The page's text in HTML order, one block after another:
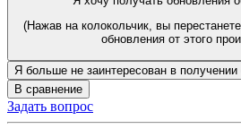
(Нажав на колокольчик, вы
обновления от этого
Я больше не заинтересован в получении
В сравнение
Задать вопрос